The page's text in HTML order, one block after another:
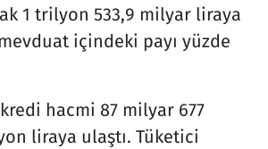
1 trilyon 533,9 milyar liraya
içindeki payı yüzde
hacmi 87 milyar 677
liraya ulaştı. Tüketici